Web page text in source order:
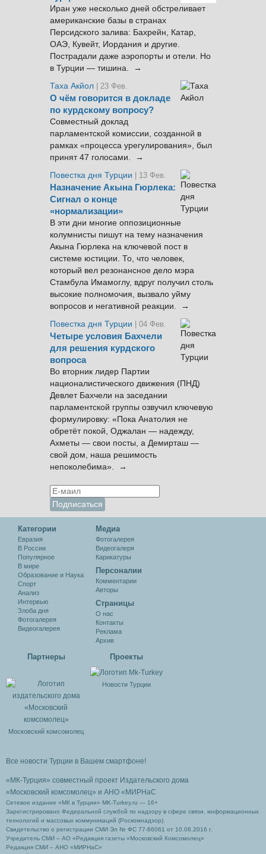
Иран уже несколько дней обстреливает
американские базы в странах
Персидского залива: Бахрейн, Катар,
ОАЭ, Кувейт, Иордания и другие.
Пострадали даже аэропорты и отели. Но
в Турции — тишина. →
Таха Акйол | 23 Фев.
О чём говорится в докладе
по курдскому вопросу?
Совместный доклад
парламентской комиссии, созданной в
рамках «процесса урегулирования», был
принят 47 голосами. →
Повестка дня Турции
| 13 Фев.
Назначение Акына Гюрлека:
Сигнал о конце
«нормализации»
В эти дни многие оппозиционные
колумнисты пишут на тему назначения
Акына Гюрлека на ключевой пост в
системе юстиции. То, что человек,
который вел резонансное дело мэра
Стамбула Имамоглу, вдруг получил столь
высокие полномочия, вызвало уйму
вопросов и негативной реакции. →
Повестка дня Турции
| 04 Фев.
Четыре условия Бахчели
для решения курдского
вопроса
Во вторник лидер Партии
националистического движения (ПНД)
Девлет Бахчели на заседании
парламентской группы озвучил ключевую
формулировку: «Пока Анатолия не
обретёт покой, Оджалан — надежду,
Ахметы — свои посты, а Демирташ —
свой дом, наша решимость
непоколебима». →
Категории
Евразия
В России
Популярное
В мире
Образование и Наука
Спорт
Анализ
Интервью
Злоба дня
Фотогалерея
Видеогалерея
Медиа
Фотогалерея
Видеогалеря
Карикатуры
Персоналии
Комментарии
Авторы
Cтраницы
О нас
Контакты
Реклама
Архив
Партнеры
Московский комсомолец
Проекты
Новости Турции
Все новости Турции в Вашем смартфоне!
«МК-Турция» совместный проект Издательского дома
«Московский комсомолец» и АНО «МИРНаС
Сетевое издание «МК в Турции» MK-Turkey.ru — 16+
Зарегистрировано Федеральной службой по надзору в сфере связи, информационных
технологий и массовых коммуникаций (Роскомнадзор).
Свидетельство о регистрации СМИ Эл № ФС 77-66061 от 10.06.2016 г.
Учредитель СМИ – АО «Редакция газеты «Московский Комсомолец»
Редакция СМИ – АНО «МИРНаС»